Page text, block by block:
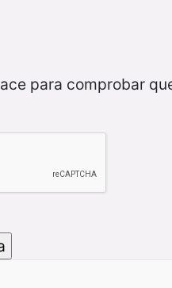
para comprobar